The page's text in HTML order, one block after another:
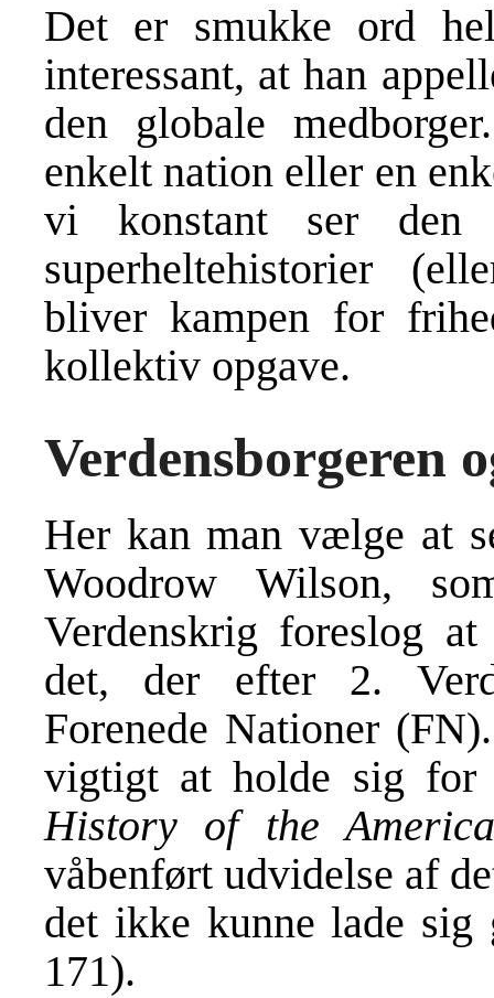
Det er smukke ord
interessant, at han
den globale
enkelt nation eller en
vi konstant ser den
superheltehistorier
bliver kampen for
kollektiv opgave.
Verdensborgeren
Her kan man vælge at
Woodrow Wilson,
Verdenskrig foreslog
det, der efter 2.
Forenede Nationer
vigtigt at holde sig for
History of the
våbenført udvidelse af
det ikke kunne lade sig
171).